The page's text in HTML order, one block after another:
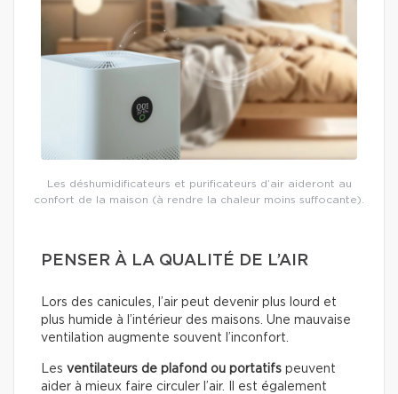
Les déshumidificateurs et purificateurs d’air aideront au
confort de la maison (à rendre la chaleur moins suffocante).
PENSER À LA QUALITÉ DE L’AIR
Lors des canicules, l’air peut devenir plus lourd et
plus humide à l’intérieur des maisons. Une mauvaise
ventilation augmente souvent l’inconfort.
Les ventilateurs de plafond ou portatifs peuvent
aider à mieux faire circuler l’air. Il est également